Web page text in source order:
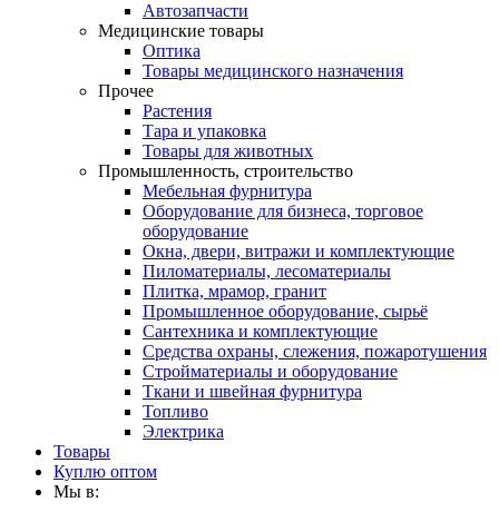
Автозапчасти
Медицинские товары
Оптика
Товары медицинского назначения
Прочее
Растения
Тара и упаковка
Товары для животных
Промышленность, строительство
Мебельная фурнитура
Оборудование для бизнеса, торговое
оборудование
Окна, двери, витражи и комплектующие
Пиломатериалы, лесоматериалы
Плитка, мрамор, гранит
Промышленное оборудование, сырьё
Сантехника и комплектующие
Средства охраны, слежения, пожаротушения
Стройматериалы и оборудование
Ткани и швейная фурнитура
Топливо
Электрика
Товары
Куплю оптом
Мы в: